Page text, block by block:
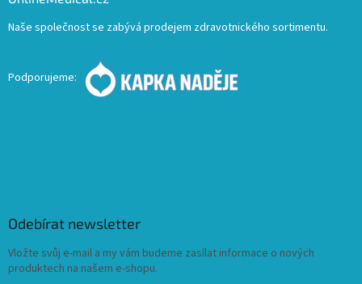
Naše společnost se zabývá prodejem zdravotnického sortimentu.
Podporujeme:
Odebírat newsletter
Vložte svůj e-mail a my vám budeme zasílat informace o nových
produktech na našem e-shopu.